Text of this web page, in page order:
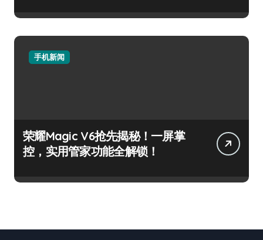
手机新闻
荣耀Magic V6抢先揭秘！一屏掌
控，实用管家功能全解锁！